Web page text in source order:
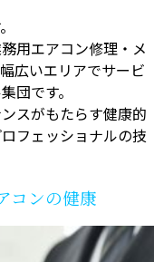
用エアコン修理・メ
広いエリアでサービ
団です。
スがもたらす健康的
フェッショナルの技
コンの健康